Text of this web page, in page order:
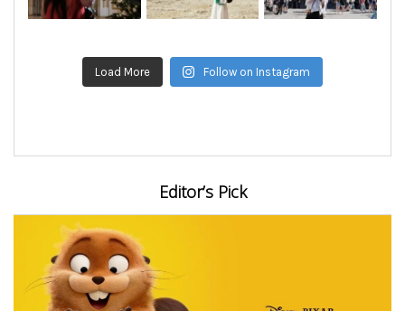
Load More Follow on Instagram
Editor’s Pick